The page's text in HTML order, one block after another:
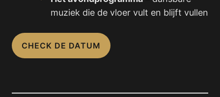
muziek die de vloer vult en blijft vullen
CHECK DE DATUM